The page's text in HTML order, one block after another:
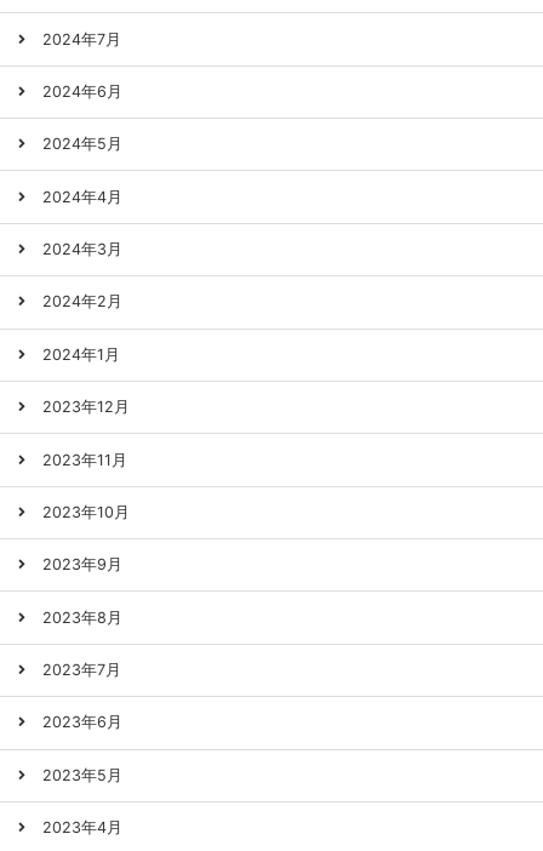
2024年7月
2024年6月
2024年5月
2024年4月
2024年3月
2024年2月
2024年1月
2023年12月
2023年11月
2023年10月
2023年9月
2023年8月
2023年7月
2023年6月
2023年5月
2023年4月